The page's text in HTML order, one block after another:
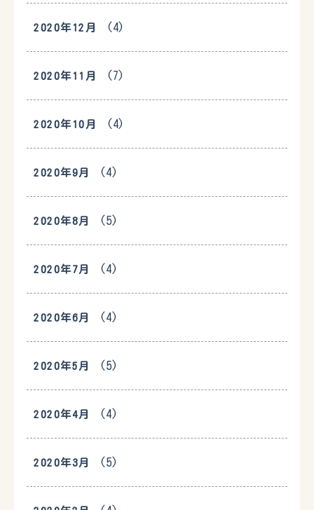
2020年12月 (4)
2020年11月 (7)
2020年10月 (4)
2020年9月 (4)
2020年8月 (5)
2020年7月 (4)
2020年6月 (4)
2020年5月 (5)
2020年4月 (4)
2020年3月 (5)